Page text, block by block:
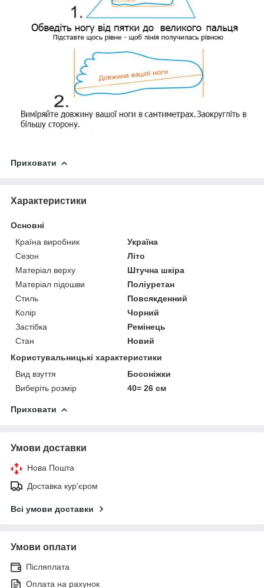
Приховати
Характеристики
Основні
Країна виробник
Україна
Сезон
Літо
Матеріал верху
Штучна шкіра
Матеріал підошви
Поліуретан
Стиль
Повсякденний
Колір
Чорний
Застібка
Ремінець
Стан
Новий
Користувальницькі характеристики
Вид взуття
Босоніжки
Виберіть розмір
40= 26 см
Приховати
Умови доставки
Нова Пошта
Доставка кур'єром
Всі умови доставки
Умови оплати
Післяплата
Оплата на рахунок